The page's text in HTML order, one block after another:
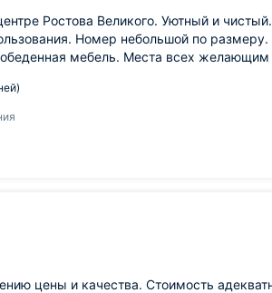
Ростова Великого. Уютный и
Номер небольшой по
мебель. Места всех желающим
цены и качества. Стоимость